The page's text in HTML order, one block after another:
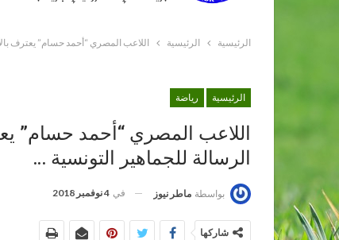
الرئيسية الرئيسية اللاعب المصري “أحمد حسام” يعترف
الرئيسية رياضة
اللاعب المصري “أحمد حسام”
الرسالة للجماهير التونسية …
بواسطة ماطر نيوز في 4 نوفمبر 2018
شاركها